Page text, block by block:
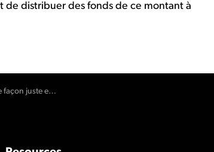
de distribuer des fonds de ce montant à
demande déposée en vertu d’une procuration